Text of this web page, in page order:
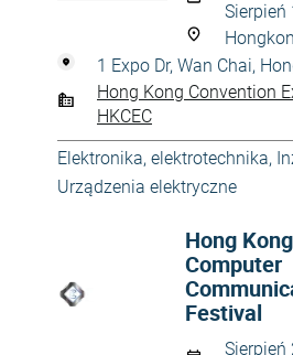
Sierpień
1 Expo Dr, Wan Chai,
Hong Kong Convention
HKCEC
Elektronika, elektrotechnika,
Urządzenia elektryczne
Hong Kong
Computer
Festival
Sierpień